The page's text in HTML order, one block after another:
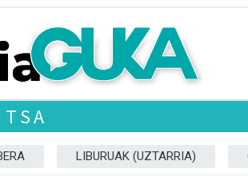
LIBURUAK (UZTARRIA)